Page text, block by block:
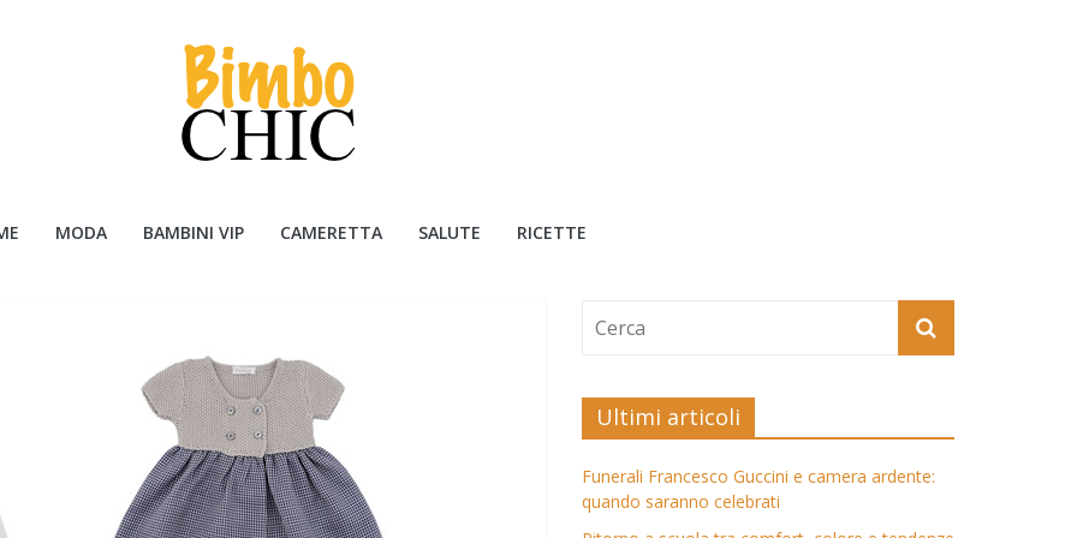
MODA BAMBINI VIP CAMERETTA SALUTE RICETTE
Ultimi articoli
Funerali Francesco Guccini e camera ardente:
quando saranno celebrati